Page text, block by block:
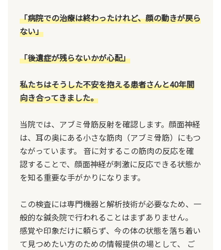
「病院での治療は終わったけれど、顔の動きが戻ら
ない」
「後遺症が残らないかが心配」
私たちはそうした不安を抱える患者さんと40年間
向き合ってきました。
当院では、アブミ骨筋反射を確認します。顔面神経
は、耳の奥にある小さな筋肉（アブミ骨筋）にもつ
ながっています。 音に対するこの筋肉の反応を確
認することで、顔面神経が刺激に反応できる状態か
を知る重要な手がかりになります。
この検査には専門機器と解析技術が必要なため、一
般的な鍼灸院で行われることはまずありません。
感覚や印象だけに頼らず、今の体の状態を落ち着い
て見つめたい方のための情報提供の場として、 ご